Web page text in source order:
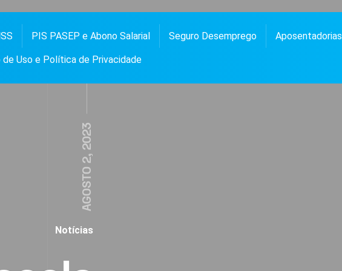
ABONO SALARIAL, FGTS, SEGURO DESEMPREGO, BOLSA FAMÍLIA, NOTÍCIAS E MUITO MAIS.
PIS PASEP e Abono Salarial Seguro Desemprego Aposentadorias
de Uso e Política de Privacidade
AGOSTO 2, 2023
Notícias